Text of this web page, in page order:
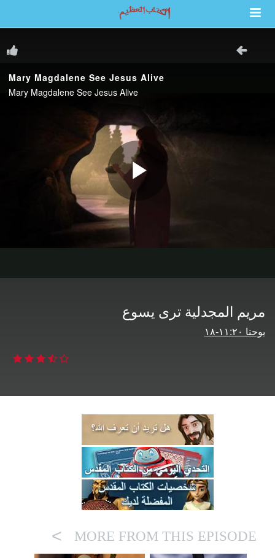
مريم المجدلية ترى يسوع
يوحنا ‏٠‏‏٢‏:‏١‏‏١‏-‏٨‏‏١‏
MORE FROM THIS EPISODE
>